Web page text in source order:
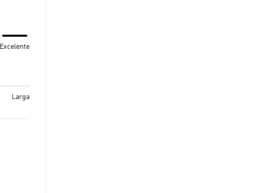
Excelente
Larga